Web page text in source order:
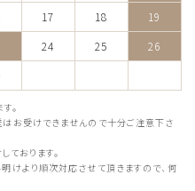
17 18
19
24 25
26
。
お受けできませんので十分ご注意下さ
ております。
けより順次対応させて頂きますので、何